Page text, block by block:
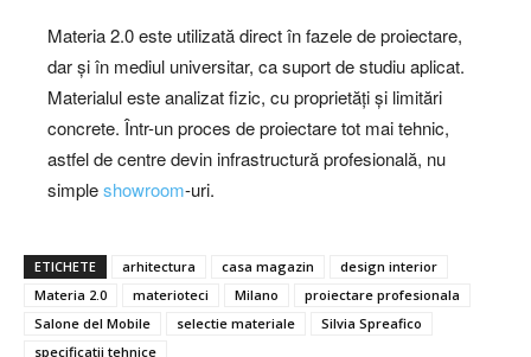
Materia 2.0 este utilizată direct în fazele de proiectare,
dar și în mediul universitar, ca suport de studiu aplicat.
Materialul este analizat fizic, cu proprietăți și limitări
concrete. Într-un proces de proiectare tot mai tehnic,
astfel de centre devin infrastructură profesională, nu
simpleshowroom-uri.
ETICHETE arhitectura casa magazin
design interior
Materia 2.0
materioteci Milano
proiectare profesionala
Salone del Mobile
selectie materiale
Silvia Spreafico
specificatii tehnice